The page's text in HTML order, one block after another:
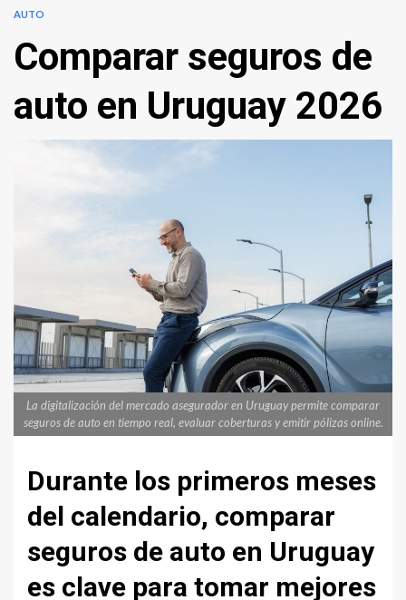
AUTO
Comparar seguros de
auto en Uruguay 2026
La digitalización del mercado asegurador en Uruguay permite comparar
seguros de auto en tiempo real, evaluar coberturas y emitir pólizas online.
Durante los primeros meses
del calendario, comparar
seguros de auto en Uruguay
es clave para tomar mejores